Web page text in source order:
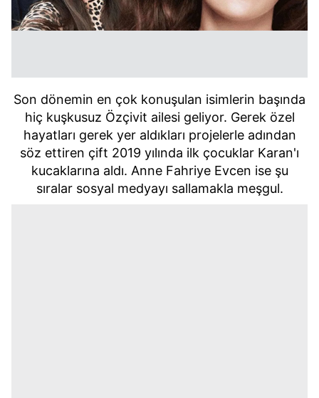
Son dönemin en çok konuşulan isimlerin başında
hiç kuşkusuz Özçivit ailesi geliyor. Gerek özel
hayatları gerek yer aldıkları projelerle adından
söz ettiren çift 2019 yılında ilk çocuklar Karan'ı
kucaklarına aldı. Anne Fahriye Evcen ise şu
sıralar sosyal medyayı sallamakla meşgul.